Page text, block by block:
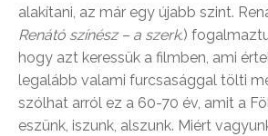
alakítani, az már egy újabb szint.
Renátó színész – a szerk.)
hogy azt keressük a filmben, ami
legalább valami furcsasággal tölti
szólhat arról ez a 60-70 év, amit a
eszünk, iszunk, alszunk. Miért